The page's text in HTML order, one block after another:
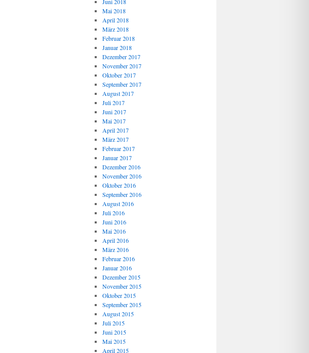
Mai 2018
April 2018
März 2018
Februar 2018
Januar 2018
Dezember 2017
November 2017
Oktober 2017
September 2017
August 2017
Juli 2017
Juni 2017
Mai 2017
April 2017
März 2017
Februar 2017
Januar 2017
Dezember 2016
November 2016
Oktober 2016
September 2016
August 2016
Juli 2016
Juni 2016
Mai 2016
April 2016
März 2016
Februar 2016
Januar 2016
Dezember 2015
November 2015
Oktober 2015
September 2015
August 2015
Juli 2015
Juni 2015
Mai 2015
April 2015